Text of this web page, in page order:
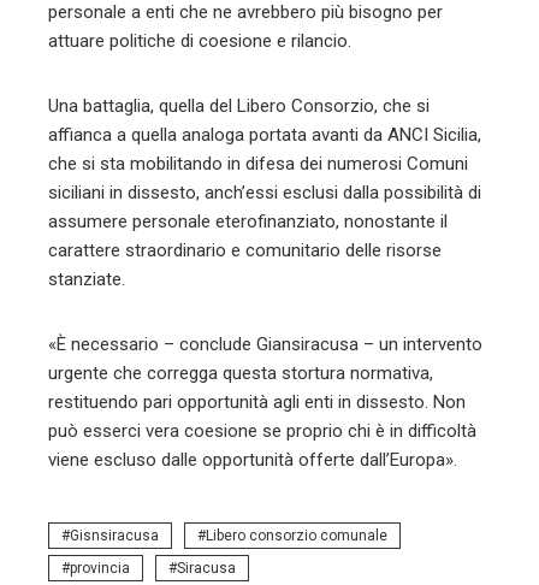
personale a enti che ne avrebbero più bisogno per
attuare politiche di coesione e rilancio.
Una battaglia, quella del Libero Consorzio, che si
affianca a quella analoga portata avanti da ANCI Sicilia,
che si sta mobilitando in difesa dei numerosi Comuni
siciliani in dissesto, anch’essi esclusi dalla possibilità di
assumere personale eterofinanziato, nonostante il
carattere straordinario e comunitario delle risorse
stanziate.
«È necessario – conclude Giansiracusa – un intervento
urgente che corregga questa stortura normativa,
restituendo pari opportunità agli enti in dissesto. Non
può esserci vera coesione se proprio chi è in difficoltà
viene escluso dalle opportunità offerte dall’Europa».
Gisnsiracusa
Libero consorzio comunale
provincia
Siracusa